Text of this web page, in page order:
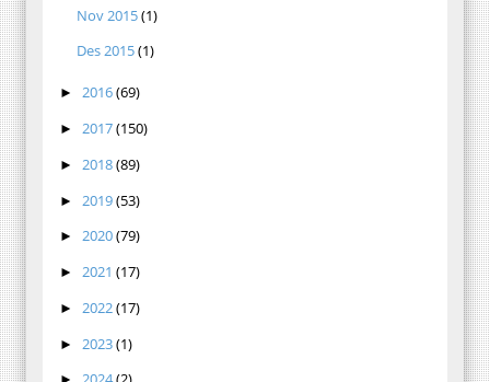
Nov 2015(1)
Des 2015(1)
► 2016(69)
► 2017(150)
► 2018(89)
► 2019(53)
► 2020(79)
► 2021 (17)
► 2022(17)
► 2023(1)